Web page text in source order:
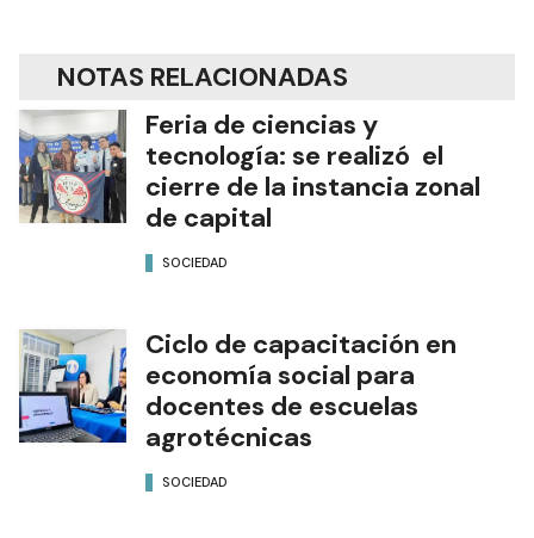
NOTAS RELACIONADAS
Feria de ciencias y
tecnología: se realizó el
cierre de la instancia zonal
de capital
SOCIEDAD
Ciclo de capacitación en
economía social para
docentes de escuelas
agrotécnicas
SOCIEDAD